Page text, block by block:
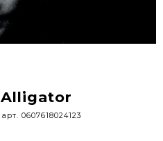
Alligator
арт. 0607618024123